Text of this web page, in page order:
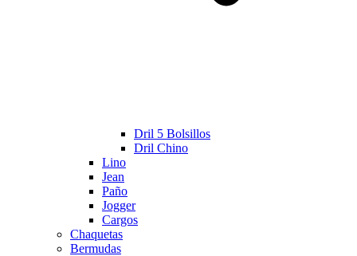
Dril 5 Bolsillos
Dril Chino
Lino
Jean
Paño
Jogger
Cargos
Chaquetas
Bermudas